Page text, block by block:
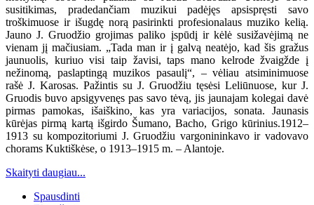
susitikimas, pradedančiam muzikui padėjęs apsispręsti savo
troškimuose ir išugdę norą pasirinkti profesionalaus muziko kelią.
Jauno J. Gruodžio grojimas paliko įspūdį ir kėlė susižavėjimą ne
vienam jį mačiusiam. „Tada man ir į galvą neatėjo, kad šis gražus
jaunuolis, kuriuo visi taip žavisi, taps mano kelrode žvaigžde į
nežinomą, paslaptingą muzikos pasaulį“, – vėliau atsiminimuose
rašė J. Karosas. Pažintis su J. Gruodžiu tęsėsi Leliūnuose, kur J.
Gruodis buvo apsigyvenęs pas savo tėvą, jis jaunajam kolegai davė
pirmas pamokas, išaiškino, kas yra variacijos, sonata. Jaunasis
kūrėjas pirmą kartą išgirdo Šumano, Bacho, Grigo kūrinius.1912–
1913 su kompozitoriumi J. Gruodžiu vargonininkavo ir vadovavo
chorams Kuktiškėse, o 1913–1915 m. – Alantoje.
Skaityti daugiau...
Spausdinti